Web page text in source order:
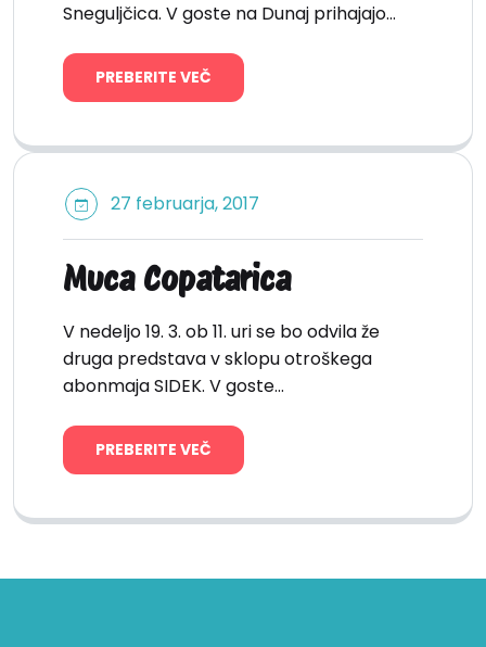
Sneguljčica. V goste na Dunaj prihajajo…
PREBERITE VEČ
27 februarja, 2017
Muca Copatarica
V nedeljo 19. 3. ob 11. uri se bo odvila že
druga predstava v sklopu otroškega
abonmaja SIDEK. V goste…
PREBERITE VEČ